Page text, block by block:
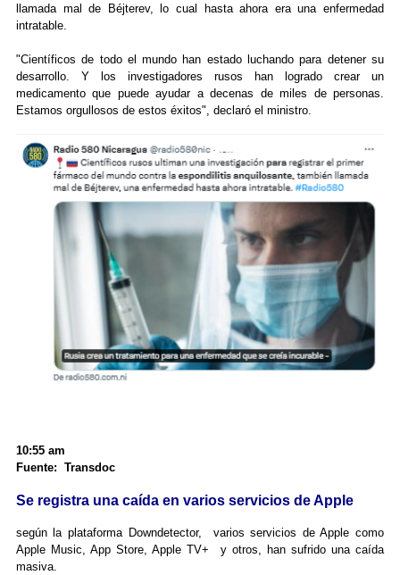
llamada mal de Béjterev, lo cual hasta ahora era una enfermedad
intratable.
"Científicos de todo el mundo han estado luchando para detener su
desarrollo. Y los investigadores rusos han logrado crear un
medicamento que puede ayudar a decenas de miles de personas.
Estamos orgullosos de estos éxitos", declaró el ministro.
10:55 am
Fuente: Transdoc
Se registra una caída en varios servicios de Apple
según la plataforma Downdetector, varios servicios de Apple como
Apple Music, App Store, Apple TV+ y otros, han sufrido una caída
masiva.